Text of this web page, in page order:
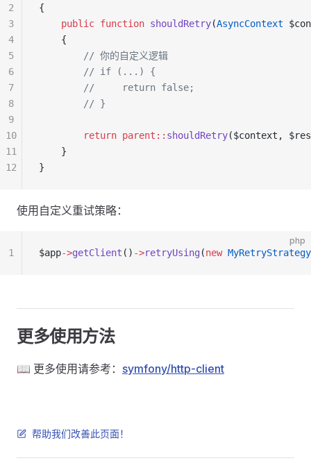
{
    public
function shouldRetry(AsyncContext
    {
        // 你的自定义逻辑
        // if (...) {
        //     return false;
        // }
        return
parent:: shouldRetry($context,
    }
}
2
3
4
5
6
7
8
9
10
11
12
使用自定义重试策略：
php
$app->getClient () ->retryUsing (new MyRetryStrategy
1
更多使用方法
📖 更多使用请参考： symfony/http-client
帮助我们改善此页面！